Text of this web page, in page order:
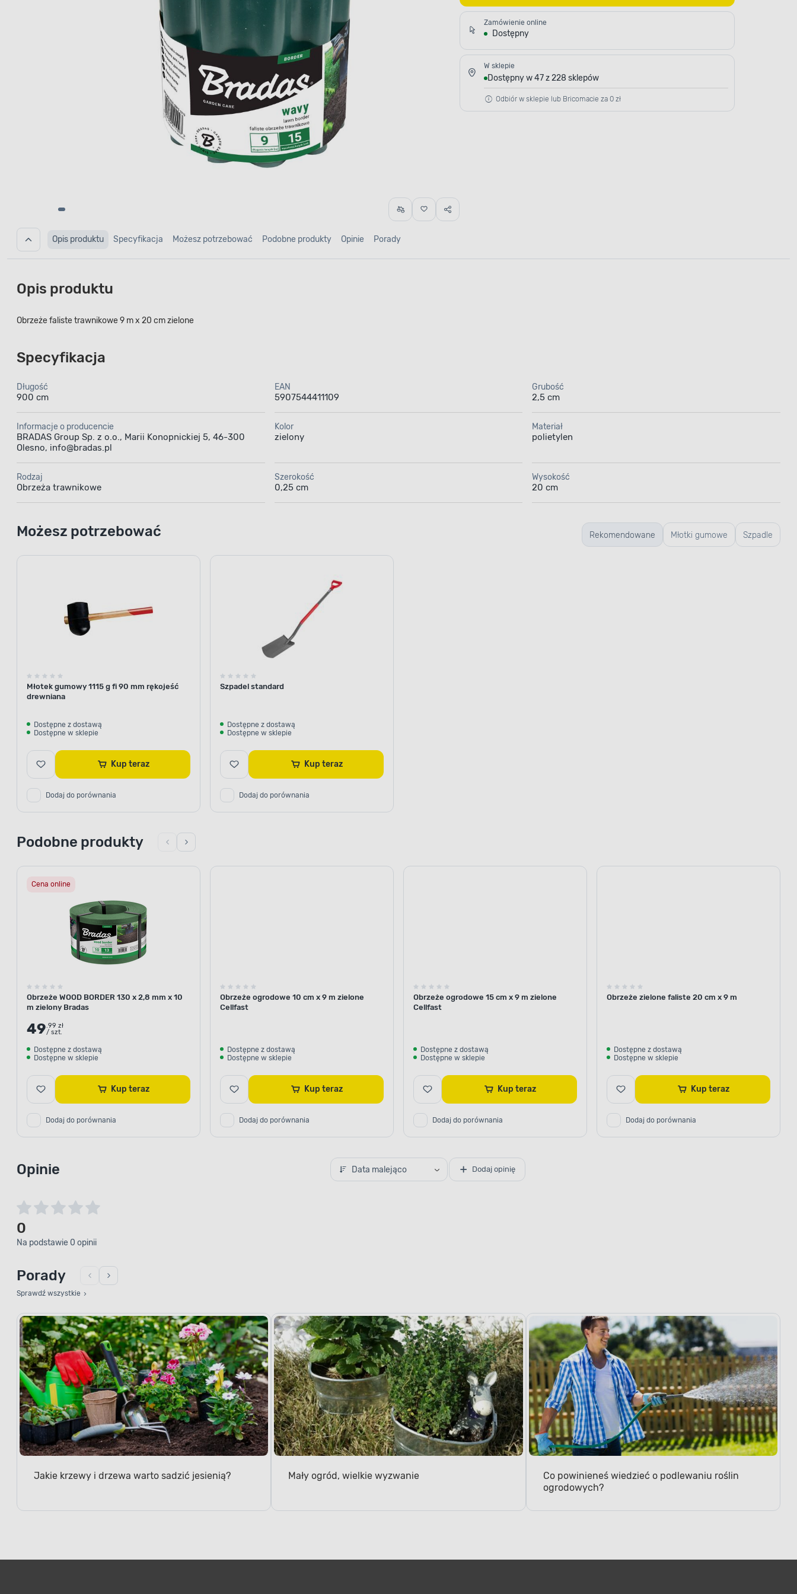
Zamówienie online
Dostępny
W sklepie
Dostępny w 47 z 228 sklepów
Odbiór w sklepie lub Bricomacie za 0 zł
Opis produktu Specyfikacja Możesz potrzebować Podobne produkty Opinie Porady
Opis produktu
Obrzeże faliste trawnikowe 9 m x 20 cm zielone
Specyfikacja
Długość
900 cm
EAN
5907544411109
Grubość
2,5 cm
Informacje o producencie
BRADAS Group Sp. z o.o., Marii Konopnickiej 5, 46-300
Olesno, info@bradas.pl
Kolor
zielony
Materiał
polietylen
Rodzaj
Obrzeża trawnikowe
Szerokość
0,25 cm
Wysokość
20 cm
Rekomendowane Młotki gumowe Szpadle
Możesz potrzebować
Młotek gumowy 1115 g fi 90 mm rękojeść
drewniana
Dostępne z dostawą
Dostępne w sklepie
Kup teraz
Dodaj do porównania
Szpadel standard
Dostępne z dostawą
Dostępne w sklepie
Kup teraz
Dodaj do porównania
Podobne produkty
Cena online
Obrzeże WOOD BORDER 130 x 2,8 mm x 10
m zielony Bradas
49.99 zł
/ szt.
Dostępne z dostawą
Dostępne w sklepie
Kup teraz
Dodaj do porównania
Obrzeże ogrodowe 10 cm x 9 m zielone
Cellfast
Dostępne z dostawą
Dostępne w sklepie
Kup teraz
Dodaj do porównania
Obrzeże ogrodowe 15 cm x 9 m zielone
Cellfast
Dostępne z dostawą
Dostępne w sklepie
Kup teraz
Dodaj do porównania
Obrzeże zielone faliste 20 cm x 9 m
Dostępne z dostawą
Dostępne w sklepie
Kup teraz
Dodaj do porównania
Opinie Data malejąco Dodaj opinię
0
Na podstawie 0 opinii
Porady
Sprawdź wszystkie
Jakie krzewy i drzewa warto sadzić jesienią? Mały ogród, wielkie wyzwanie
Co powinieneś wiedzieć o podlewaniu roślin
ogrodowych?